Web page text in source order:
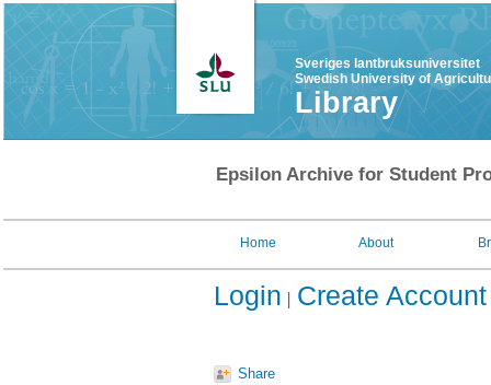
Sveriges lantbruksuniversitet
Swedish University of
Library
Epsilon Archive for Student
Home About
Login Create Account
Share